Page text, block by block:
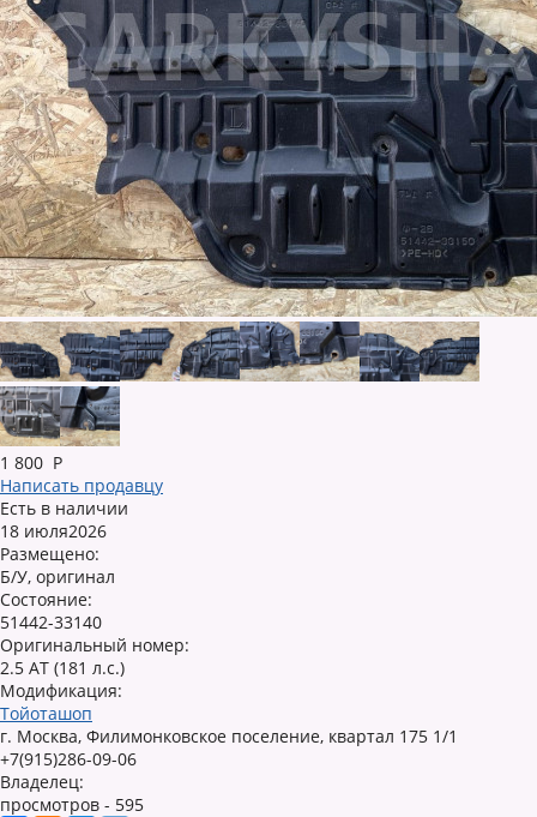
1 800 Р
Написать продавцу
Есть в наличии
18 июля2026
Размещено:
Б/У, оригинал
Состояние:
51442-33140
Оригинальный номер:
2.5 AT (181 л.с.)
Модификация:
Тойоташоп
г. Москва, Филимонковское поселение, квартал 175 1/1
+7(915)286-09-06
Владелец:
просмотров - 595